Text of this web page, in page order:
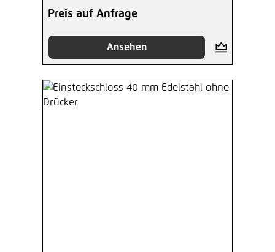
Preis auf Anfrage
Ansehen